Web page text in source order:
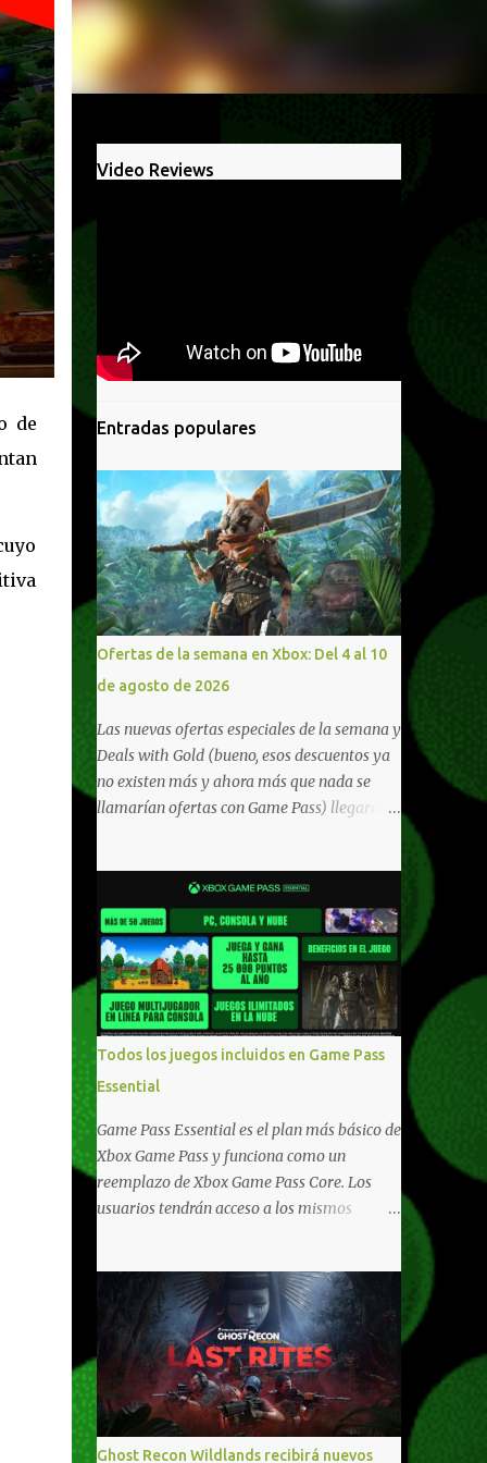
de
Video Reviews
Entradas populares
Ofertas de la semana en Xbox: Del 4 al 10
de agosto de 2026
Las nuevas ofertas especiales de la semana y
Deals with Gold (bueno, esos descuentos ya
no existen más y ahora más que nada se
llamarían ofertas con Game Pass) llegaron a
10/11, varios de los juegos que están de
oferta también cuentan con soporte para
Xbox Play Anywhere, lo que nos permite
jugarlos y mantener un progreso
compartido en Windows PC y Xbox, y
tenemos un listado de juegos compatibles
por acá . ¿Aún necesitas una mano con las
compras? Tenemos un tutorial extenso o en
vídeo para que se quiten todas las dudas
generales de cómo hacer compras en Xbox .
Podes consultar un listado más completo de
promociones desde xbox.com. El post puede
tener actualizaciones regulares o cambios
- México Ofertas - Estados Unidos Ofertas -
España Todas las ofertas de Xbox One
también aplican a Xbox Series, a excepción
de los jue...
Todos los juegos incluidos en Game Pass
Essential
Game Pass Essential es el plan más básico de
Xbox Game Pass y funciona como un
reemplazo de Xbox Game Pass Core. Los
usuarios tendrán acceso a los mismos
adicionales que fueron anunciados
recientemente. Essential incluirá como
novedades una serie de ventajas para
diferentes juegos free to play que están en
Xbox y PC, que van desde skins, desbloqueo
de personajes, paquetes de armas hasta
emotes, monedas virtuales y más para
Ghost Recon Wildlands recibirá nuevos